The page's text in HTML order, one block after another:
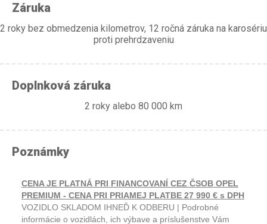
Záruka
2 roky bez obmedzenia kilometrov, 12 ročná záruka na karosériu
proti prehrdzaveniu
Doplnková záruka
2 roky alebo 80 000 km
Poznámky
CENA JE PLATNÁ PRI FINANCOVANÍ CEZ ČSOB OPEL
PREMIUM - CENA PRI PRIAMEJ PLATBE 27 990 € s DPH
VOZIDLO SKLADOM IHNEĎ K ODBERU | Podrobné
informácie o vozidlách, ich výbave a príslušenstve Vám